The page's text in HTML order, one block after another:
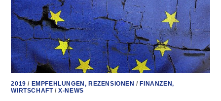
2019 / EMPFEHLUNGEN, REZENSIONEN / FINANZEN,
WIRTSCHAFT/X-NEWS